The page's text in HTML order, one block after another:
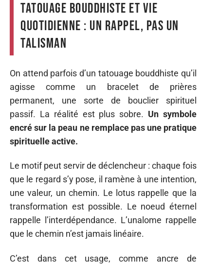
Tatouage bouddhiste et vie
quotidienne : un rappel, pas un
talisman
On attend parfois d’un tatouage bouddhiste qu’il
agisse comme un bracelet de prières
permanent, une sorte de bouclier spirituel
passif. La réalité est plus sobre. Un symbole
encré sur la peau ne remplace pas une pratique
spirituelle active.
Le motif peut servir de déclencheur : chaque fois
que le regard s’y pose, il ramène à une intention,
une valeur, un chemin. Le lotus rappelle que la
transformation est possible. Le noeud éternel
rappelle l’interdépendance. L’unalome rappelle
que le chemin n’est jamais linéaire.
C’est dans cet usage, comme ancre de